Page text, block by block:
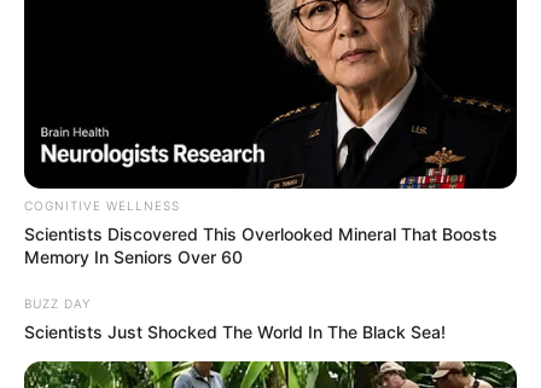
COGNITIVE WELLNESS
Scientists Discovered This Overlooked Mineral That Boosts
Memory In Seniors Over 60
BUZZ DAY
Scientists Just Shocked The World In The Black Sea!